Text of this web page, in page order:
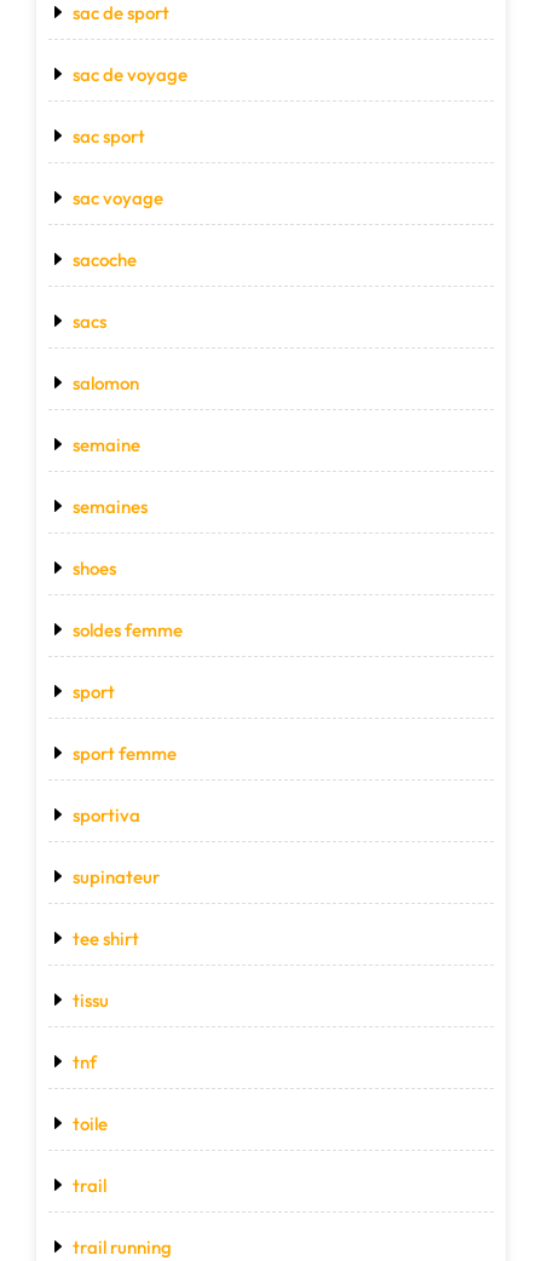
sac de sport
sac de voyage
sac sport
sac voyage
sacoche
sacs
salomon
semaine
semaines
shoes
soldes femme
sport
sport femme
sportiva
supinateur
tee shirt
tissu
tnf
toile
trail
trail running